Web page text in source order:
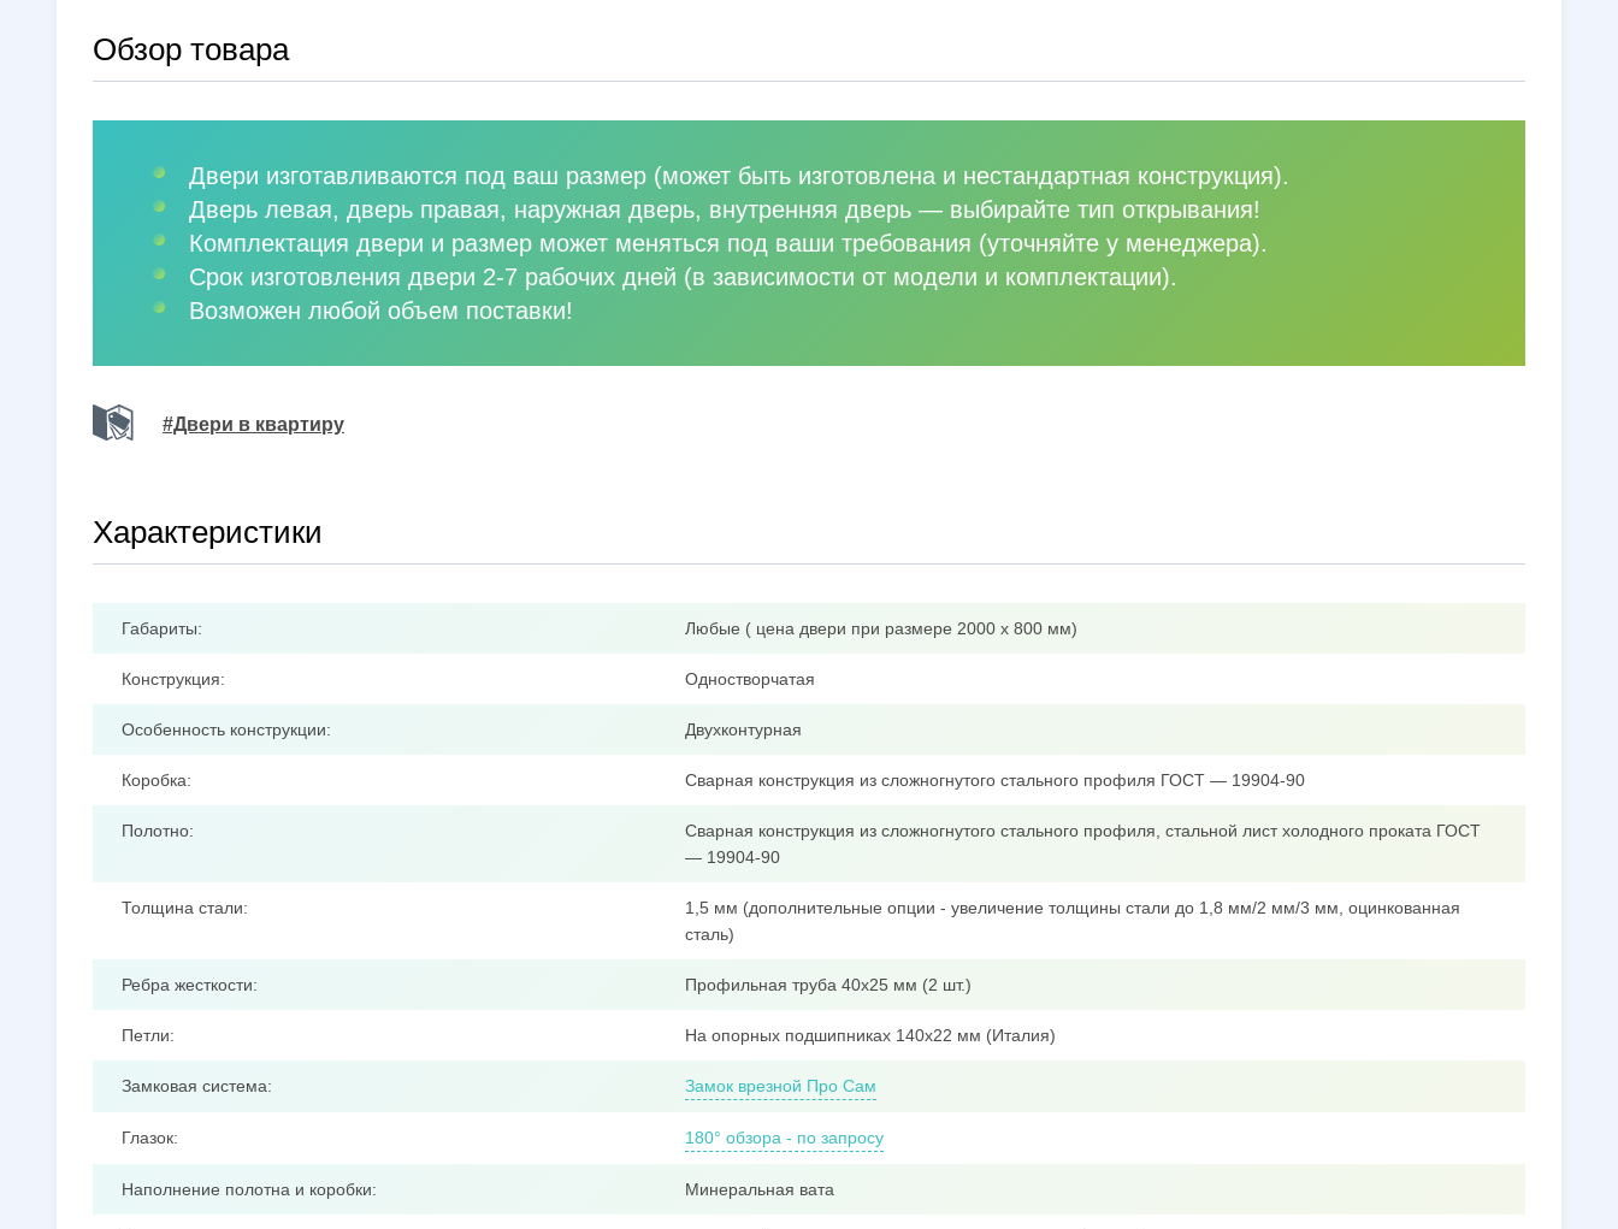
Обзор товара
Двери изготавливаются под ваш размер (может быть изготовлена и нестандартная конструкция).
Дверь левая, дверь правая, наружная дверь, внутренняя дверь — выбирайте тип открывания!
Комплектация двери и размер может меняться под ваши требования (уточняйте у менеджера).
Срок изготовления двери 2-7 рабочих дней (в зависимости от модели и комплектации).
Возможен любой объем поставки!
#Двери в квартиру
Характеристики
Габариты: Любые ( цена двери при размере 2000 х 800 мм)
Конструкция: Одностворчатая
Особенность конструкции: Двухконтурная
Коробка: Сварная конструкция из сложногнутого стального профиля ГОСТ — 19904-90
Полотно:
Сварная конструкция из сложногнутого стального профиля, стальной лист холодного проката ГОСТ
— 19904-90
Толщина стали:
1,5 мм (дополнительные опции - увеличение толщины стали до 1,8 мм/2 мм/3 мм, оцинкованная
сталь)
Ребра жесткости: Профильная труба 40x25 мм (2 шт.)
Петли: На опорных подшипниках 140х22 мм (Италия)
Замковая система: Замок врезной Про Сам
Глазок: 180° обзора - по запросу
Наполнение полотна и коробки: Минеральная вата